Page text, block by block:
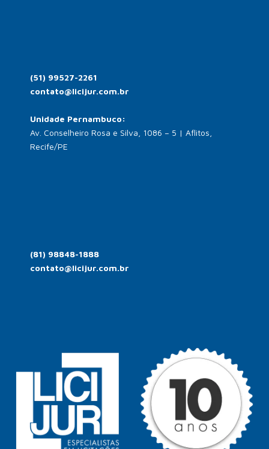
(51) 99527-2261
contato@licijur.com.br
Unidade Pernambuco:
Av. Conselheiro Rosa e Silva, 1086 – 5 | Aflitos,
Recife/PE
(81) 98848-1888
contato@licijur.com.br